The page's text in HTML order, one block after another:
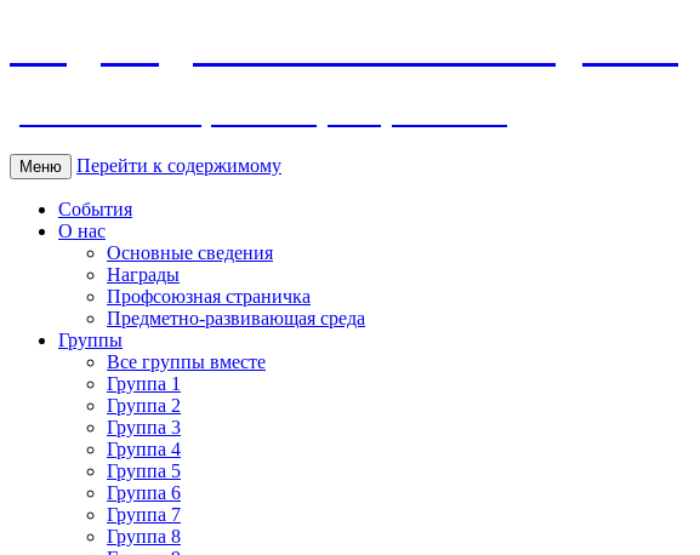
Меню Перейти к содержимому
События
О нас
Основные сведения
Награды
Профсоюзная страничка
Предметно-развивающая среда
Группы
Все группы вместе
Группа 1
Группа 2
Группа 3
Группа 4
Группа 5
Группа 6
Группа 7
Группа 8